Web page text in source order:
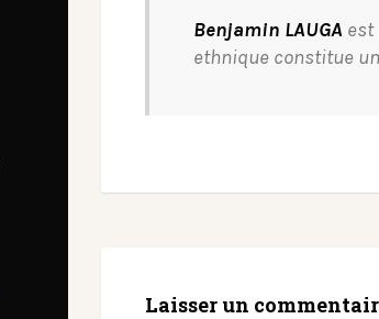
Benjamin LAUGA est
ethnique constitue
Laisser un